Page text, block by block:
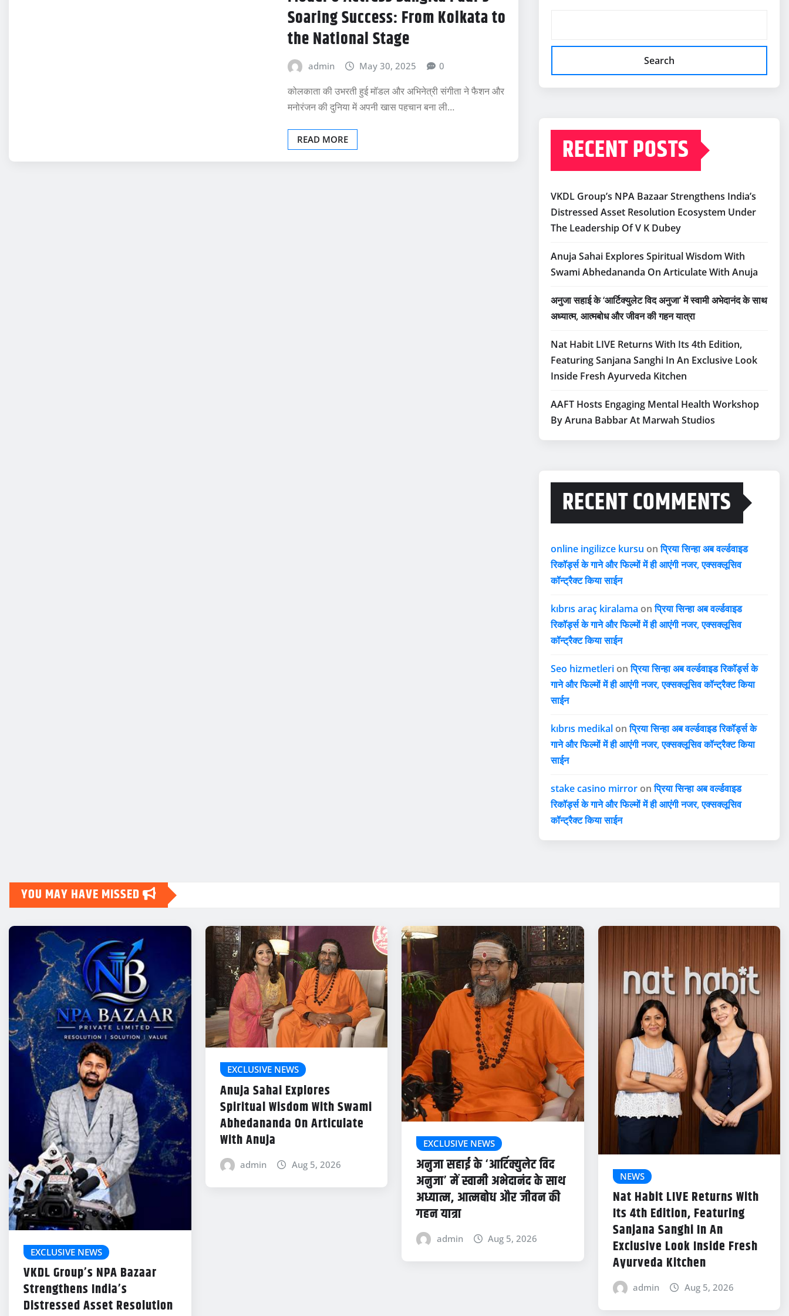
Soaring Success: From Kolkata to
the National Stage
admin May 30, 2025 0
कोलकाता की उभरती हुई मॉडल और अभिनेत्री संगीता ने फैशन और
मनोरंजन की दुनिया में अपनी खास पहचान बना ली…
READ MORE
Search
RECENT POSTS
VKDL Group’s NPA Bazaar Strengthens India’s
Distressed Asset Resolution Ecosystem Under
The Leadership Of V K Dubey
Anuja Sahai Explores Spiritual Wisdom With
Swami Abhedananda On Articulate With Anuja
अनुजा सहाई के ‘आर्टिक्युलेट विद अनुजा’ में स्वामी अभेदानंद के साथ
अध्यात्म, आत्मबोध और जीवन की गहन यात्रा
Nat Habit LIVE Returns With Its 4th Edition,
Featuring Sanjana Sanghi In An Exclusive Look
Inside Fresh Ayurveda Kitchen
AAFT Hosts Engaging Mental Health Workshop
By Aruna Babbar At Marwah Studios
RECENT COMMENTS
online ingilizce kursu onप्रिया सिन्हा अब वर्ल्डवाइड
रिकॉर्ड्स के गाने और फिल्मों में ही आएंगी नजर, एक्सक्लूसिव
कॉन्ट्रैक्ट किया साईन
kıbrıs araç kiralama onप्रिया सिन्हा अब वर्ल्डवाइड
रिकॉर्ड्स के गाने और फिल्मों में ही आएंगी नजर, एक्सक्लूसिव
कॉन्ट्रैक्ट किया साईन
Seo hizmetleri onप्रिया सिन्हा अब वर्ल्डवाइड रिकॉर्ड्स के
गाने और फिल्मों में ही आएंगी नजर, एक्सक्लूसिव कॉन्ट्रैक्ट किया
साईन
kıbrıs medikal onप्रिया सिन्हा अब वर्ल्डवाइड रिकॉर्ड्स के
गाने और फिल्मों में ही आएंगी नजर, एक्सक्लूसिव कॉन्ट्रैक्ट किया
साईन
stake casino mirror onप्रिया सिन्हा अब वर्ल्डवाइड
रिकॉर्ड्स के गाने और फिल्मों में ही आएंगी नजर, एक्सक्लूसिव
कॉन्ट्रैक्ट किया साईन
YOU MAY HAVE MISSED
EXCLUSIVE NEWS
VKDL Group’s NPA Bazaar
Strengthens India’s
Distressed Asset Resolution
EXCLUSIVE NEWS
Anuja Sahai Explores
Spiritual Wisdom With Swami
Abhedananda On Articulate
With Anuja
admin Aug 5, 2026
EXCLUSIVE NEWS
अनुजा सहाई के ‘आर्टिक्युलेट विद
अनुजा’ में स्वामी अभेदानंद के साथ
अध्यात्म, आत्मबोध और जीवन की
गहन यात्रा
admin Aug 5, 2026
NEWS
Nat Habit LIVE Returns With
Its 4th Edition, Featuring
Sanjana Sanghi In An
Exclusive Look Inside Fresh
Ayurveda Kitchen
admin Aug 5, 2026